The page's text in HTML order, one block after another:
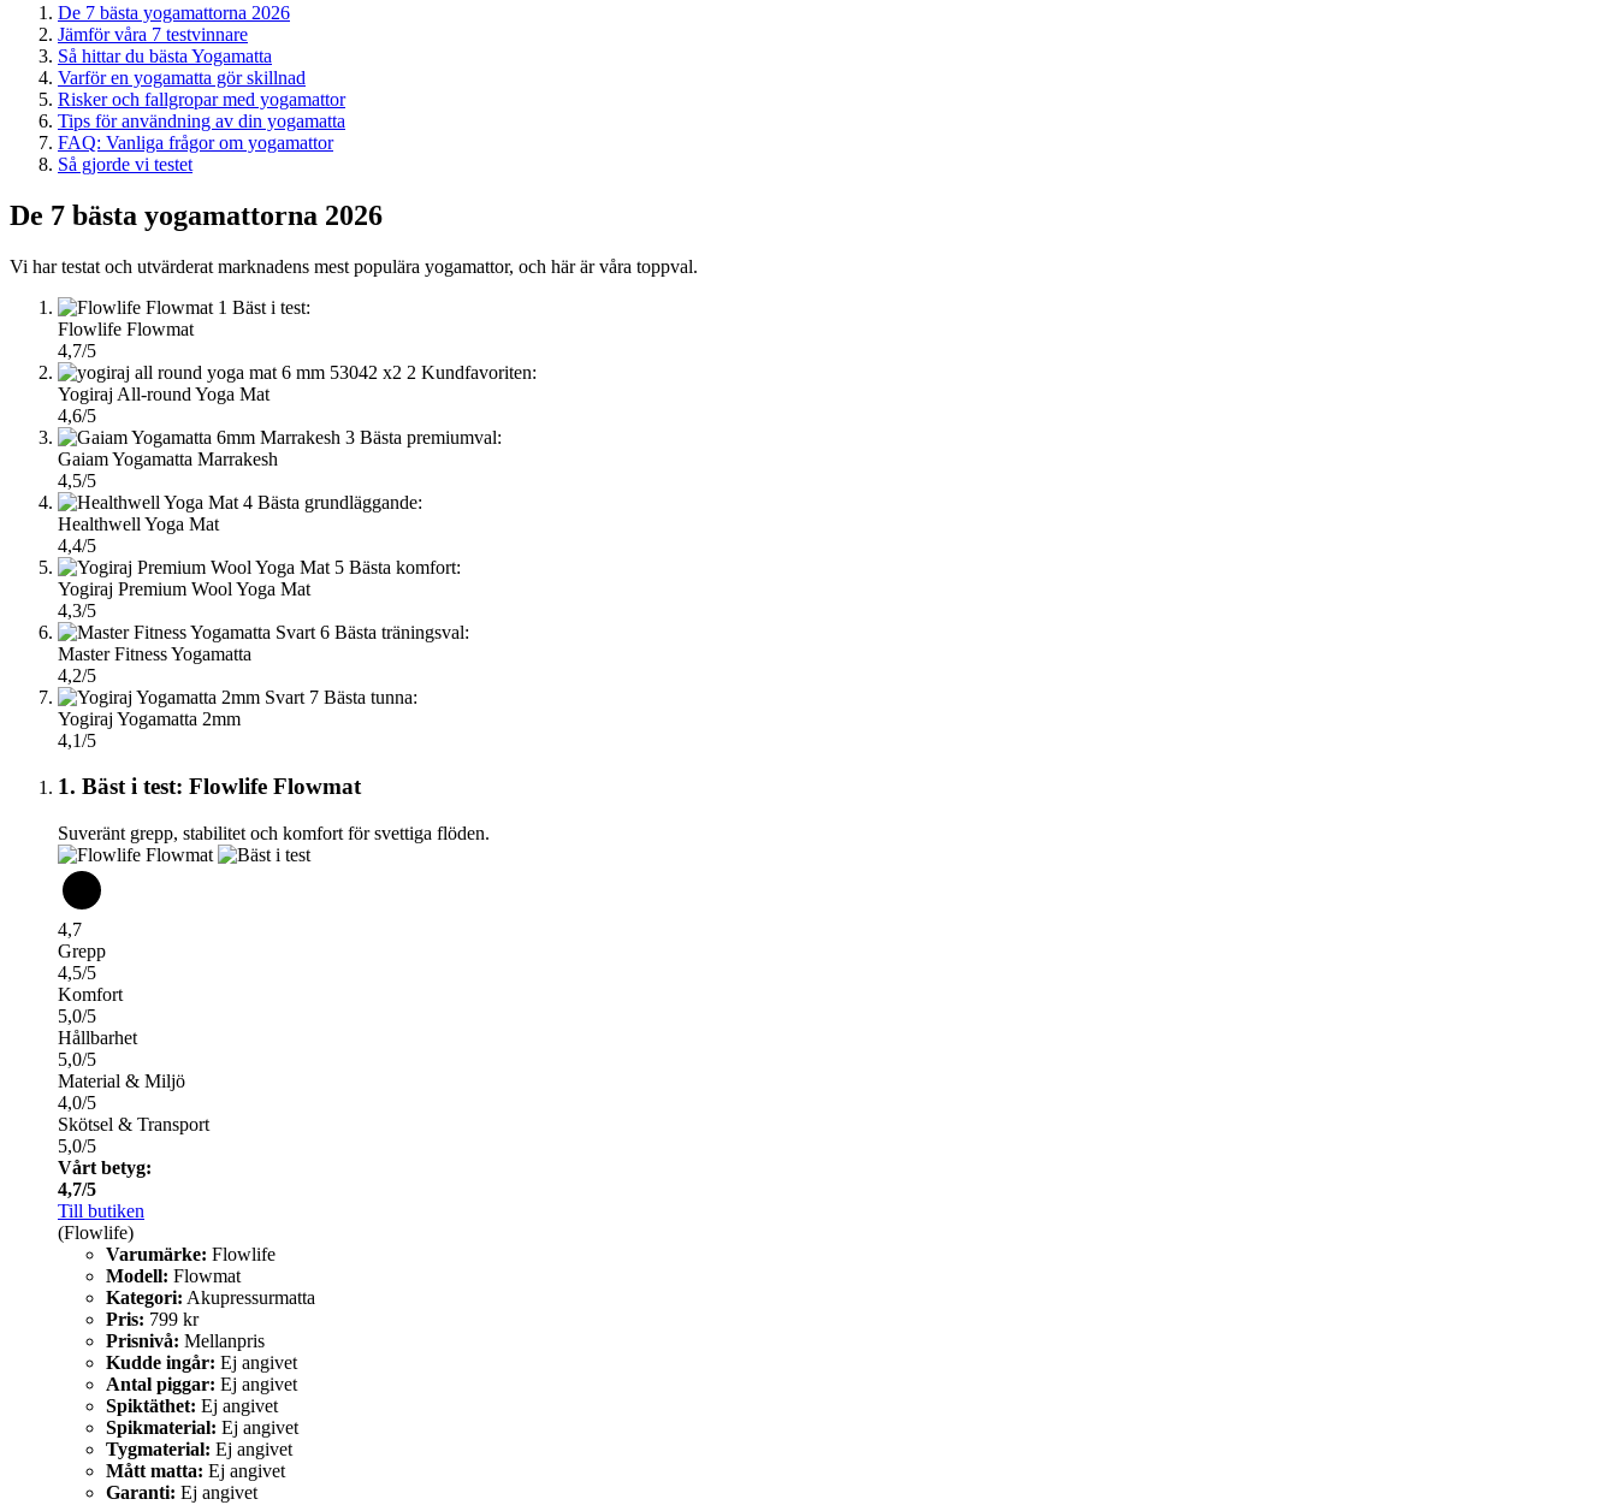
De 7 bästa yogamattorna 2026
Jämför våra 7 testvinnare
Så hittar du bästa Yogamatta
Varför en yogamatta gör skillnad
Risker och fallgropar med yogamattor
Tips för användning av din yogamatta
FAQ: Vanliga frågor om yogamattor
Så gjorde vi testet
De 7 bästa yogamattorna 2026
Vi har testat och utvärderat marknadens mest populära yogamattor, och här är våra toppval.
1 Bäst i test:
Flowlife Flowmat
4,7/5
2 Kundfavoriten:
Yogiraj All-round Yoga Mat
4,6/5
3 Bästa premiumval:
Gaiam Yogamatta Marrakesh
4,5/5
4 Bästa grundläggande:
Healthwell Yoga Mat
4,4/5
5 Bästa komfort:
Yogiraj Premium Wool Yoga Mat
4,3/5
6 Bästa träningsval:
Master Fitness Yogamatta
4,2/5
7 Bästa tunna:
Yogiraj Yogamatta 2mm
4,1/5
1. Bäst i test: Flowlife Flowmat
Suveränt grepp, stabilitet och komfort för svettiga flöden.
4,7
Grepp
4,5/5
Komfort
5,0/5
Hållbarhet
5,0/5
Material & Miljö
4,0/5
Skötsel & Transport
5,0/5
Vårt betyg:
4,7/5
Till butiken
(Flowlife)
Varumärke: Flowlife
Modell: Flowmat
Kategori: Akupressurmatta
Pris: 799 kr
Prisnivå: Mellanpris
Kudde ingår: Ej angivet
Antal piggar: Ej angivet
Spiktäthet: Ej angivet
Spikmaterial: Ej angivet
Tygmaterial: Ej angivet
Mått matta: Ej angivet
Garanti: Ej angivet